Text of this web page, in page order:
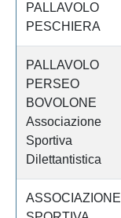
PALLAVOLO
PESCHIERA
PALLAVOLO
PERSEO
BOVOLONE
Associazione
Sportiva
Dilettantistica
ASSOCIAZIONE